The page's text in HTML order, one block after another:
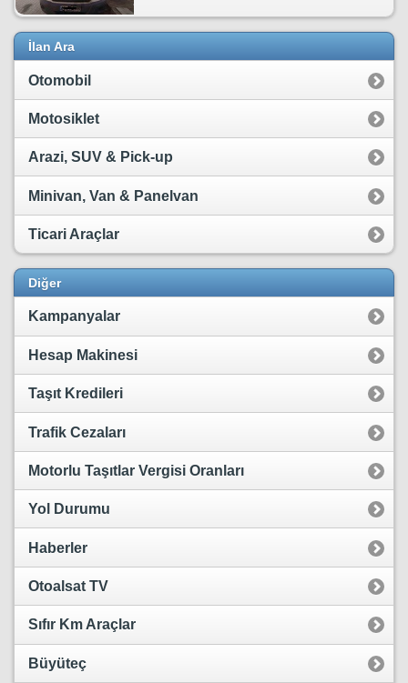
İlan Ara
Otomobil
Motosiklet
Arazi, SUV & Pick-up
Minivan, Van & Panelvan
Ticari Araçlar
Diğer
Kampanyalar
Hesap Makinesi
Taşıt Kredileri
Trafik Cezaları
Motorlu Taşıtlar Vergisi Oranları
Yol Durumu
Haberler
Otoalsat TV
Sıfır Km Araçlar
Büyüteç